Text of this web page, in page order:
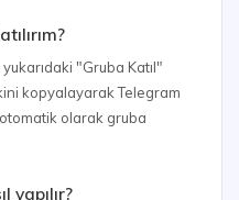
"Gruba Katıl"
kopyalayarak Telegram
olarak gruba
yapılır?